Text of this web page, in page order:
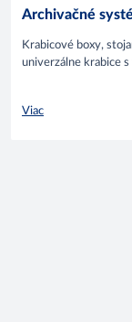
Archivačné
Krabicové boxy,
univerzálne krabice s
Viac